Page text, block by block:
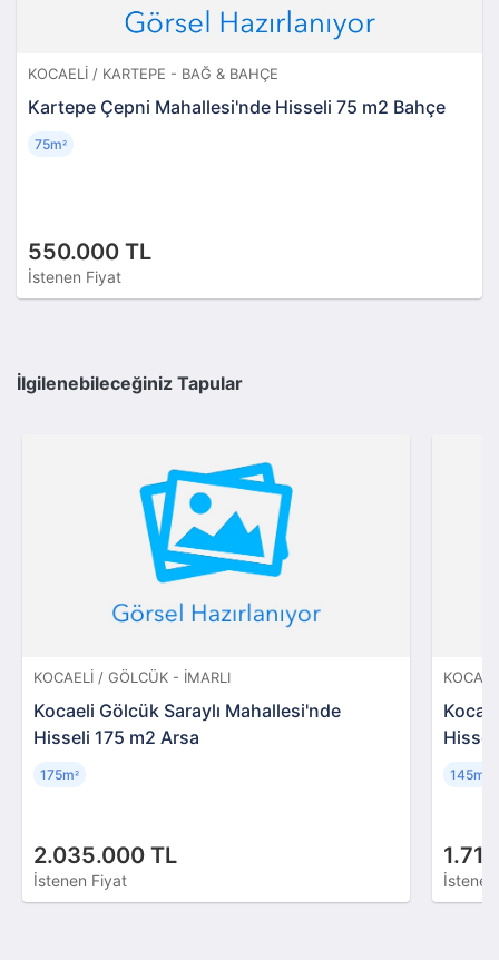
KOCAELI / KARTEPE - BAĞ & BAHÇE
Kartepe Çepni Mahallesi'nde Hisseli 75 m2 Bahçe
550.000 TL
İstenen Fiyat
75m²
İlgilenebileceğiniz Tapular
KOCAELI / GÖLCÜK - İMARLI
Kocaeli Gölcük Saraylı Mahallesi'nde
Hisseli 175 m2 Arsa
2.035.000 TL
İstenen Fiyat
175m² 145m